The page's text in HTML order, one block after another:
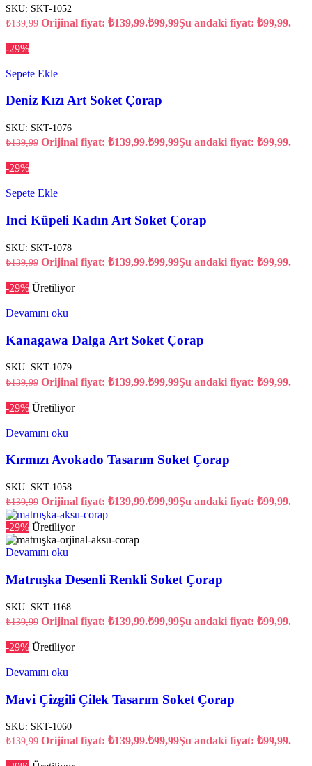
SKU: SKT-1052
₺139,99 Orijinal fiyat: ₺139,99.₺99,99Şu andaki fiyat: ₺99,99.
-29%
Sepete Ekle
Deniz Kızı Art Soket Çorap
SKU: SKT-1076
₺139,99 Orijinal fiyat: ₺139,99.₺99,99Şu andaki fiyat: ₺99,99.
-29%
Sepete Ekle
Inci Küpeli Kadın Art Soket Çorap
SKU: SKT-1078
₺139,99 Orijinal fiyat: ₺139,99.₺99,99Şu andaki fiyat: ₺99,99.
-29% Üretiliyor
Devamını oku
Kanagawa Dalga Art Soket Çorap
SKU: SKT-1079
₺139,99 Orijinal fiyat: ₺139,99.₺99,99Şu andaki fiyat: ₺99,99.
-29% Üretiliyor
Devamını oku
Kırmızı Avokado Tasarım Soket Çorap
SKU: SKT-1058
₺139,99 Orijinal fiyat: ₺139,99.₺99,99Şu andaki fiyat: ₺99,99.
-29% Üretiliyor
Devamını oku
Matruşka Desenli Renkli Soket Çorap
SKU: SKT-1168
₺139,99 Orijinal fiyat: ₺139,99.₺99,99Şu andaki fiyat: ₺99,99.
-29% Üretiliyor
Devamını oku
Mavi Çizgili Çilek Tasarım Soket Çorap
SKU: SKT-1060
₺139,99 Orijinal fiyat: ₺139,99.₺99,99Şu andaki fiyat: ₺99,99.